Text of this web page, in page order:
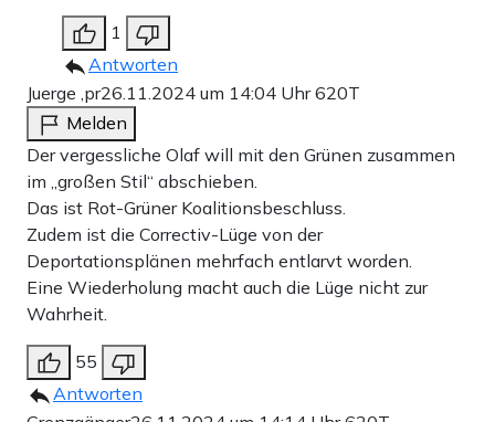
1
Antworten
Juerge ,pr26.11.2024 um 14:04 Uhr620T
Melden
Der vergessliche Olaf will mit den Grünen zusammen
im „großen Stil“ abschieben.
Das ist Rot-Grüner Koalitionsbeschluss.
Zudem ist die Correctiv-Lüge von der
Deportationsplänen mehrfach entlarvt worden.
Eine Wiederholung macht auch die Lüge nicht zur
Wahrheit.
55
Antworten